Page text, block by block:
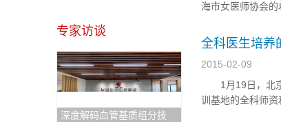
专家访谈
深度解码血管基质组分技
海市女医师协会的
委自出台三年规
全科医生培养
2015-02-09
1月19日，北京
训基地的全科师